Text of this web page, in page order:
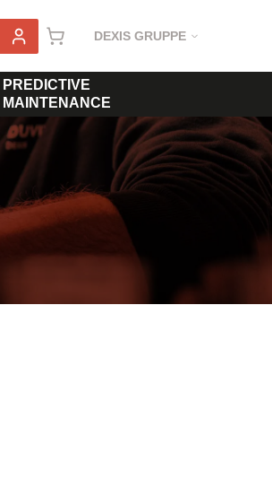
DEXIS GRUPPE
PREDICTIVE
MAINTENANCE